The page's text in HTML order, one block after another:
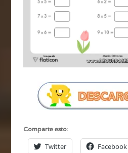
Comparte esto:
Twitter Facebook